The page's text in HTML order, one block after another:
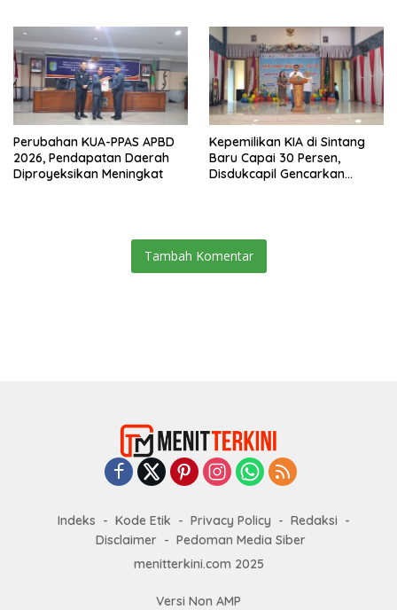
Perubahan KUA-PPAS APBD
2026, Pendapatan Daerah
Diproyeksikan Meningkat
Kepemilikan KIA di Sintang
Baru Capai 30 Persen,
Disdukcapil Gencarkan
Tambah Komentar
Indeks Kode Etik Privacy Policy
Redaksi
Disclaimer
Pedoman Media Siber
menitterkini.com 2025
Versi Non AMP